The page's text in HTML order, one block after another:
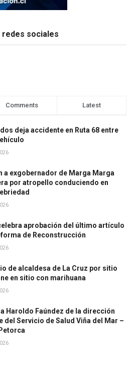
redes sociales
Comments Latest
deja accidente en Ruta 68 entre
a exgobernador de Marga Marga
por atropello conduciendo en
aprobación del último artículo
de Reconstrucción
de alcaldesa de La Cruz por sitio
en sitio con marihuana
a Haroldo Faúndez de la dirección
del Servicio de Salud Viña del Mar –